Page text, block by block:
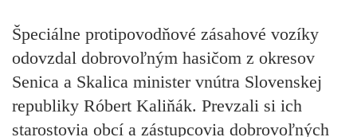
Špeciálne protipovodňové zásahové vozíky
odovzdal dobrovoľným hasičom z okresov
Senica a Skalica minister vnútra Slovenskej
republiky Róbert Kaliňák. Prevzali si ich
starostovia obcí a zástupcovia dobrovoľných